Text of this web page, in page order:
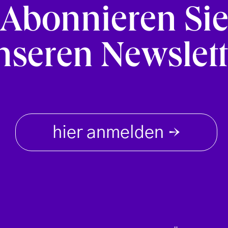
Abonnieren Sie
hier anmelden →